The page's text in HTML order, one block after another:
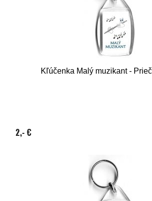
Kľúčenka Malý muzikant -
2,- €